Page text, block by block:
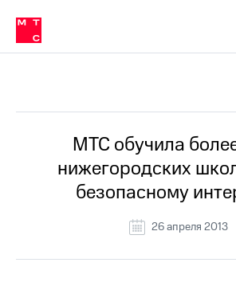
Медиа-центр
и акционерам
Устойчивое развитие
Комплаенс и деловая этика
компании
Карьера
История
компании
Руководство
информация
в МТС
Пресс-
релизы
МТС
о технологиях
МТС обучила
нижегородских
безопасному
26 апреля 2013